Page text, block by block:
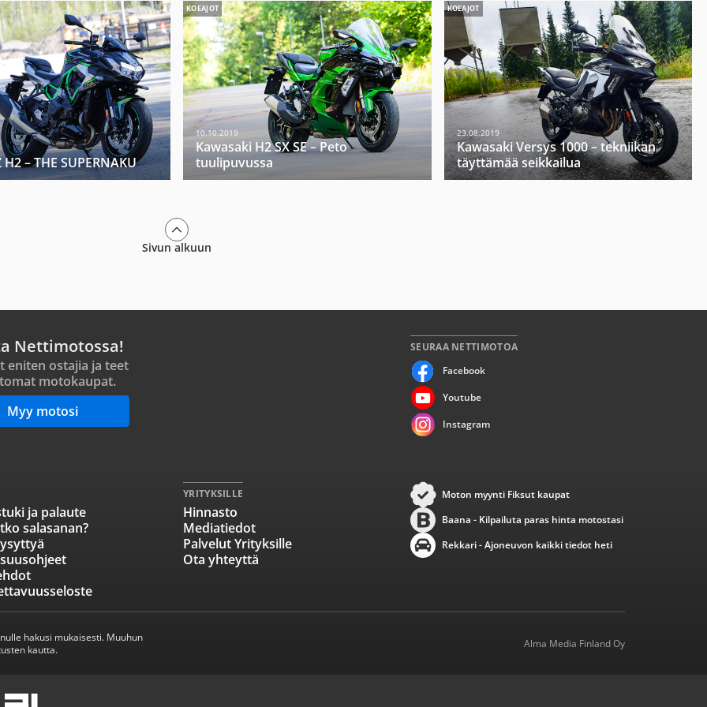
– THE SUPERNAKU
KOEAJOT
10.10.2019
Kawasaki H2 SX SE – Peto
tuulipuvussa
KOEAJOT
23.08.2019
Kawasaki Versys 1000 – tekniikan
täyttämää seikkailua
Sivun alkuun
Nettimotossa!
eniten ostajia ja teet
motokaupat.
Myy motosi
SEURAA NETTIMOTOA
Facebook
Youtube
Instagram
ja palaute
salasanan?
YRITYKSILLE
Hinnasto
Mediatiedot
Palvelut Yrityksille
Ota yhteyttä
Moton myynti Fiksut kaupat
Baana - Kilpailuta paras hinta motostasi
Rekkari - Ajoneuvon kaikki tiedot heti
hakusi mukaisesti. Muuhun
kautta.
Alma Media Finland Oy